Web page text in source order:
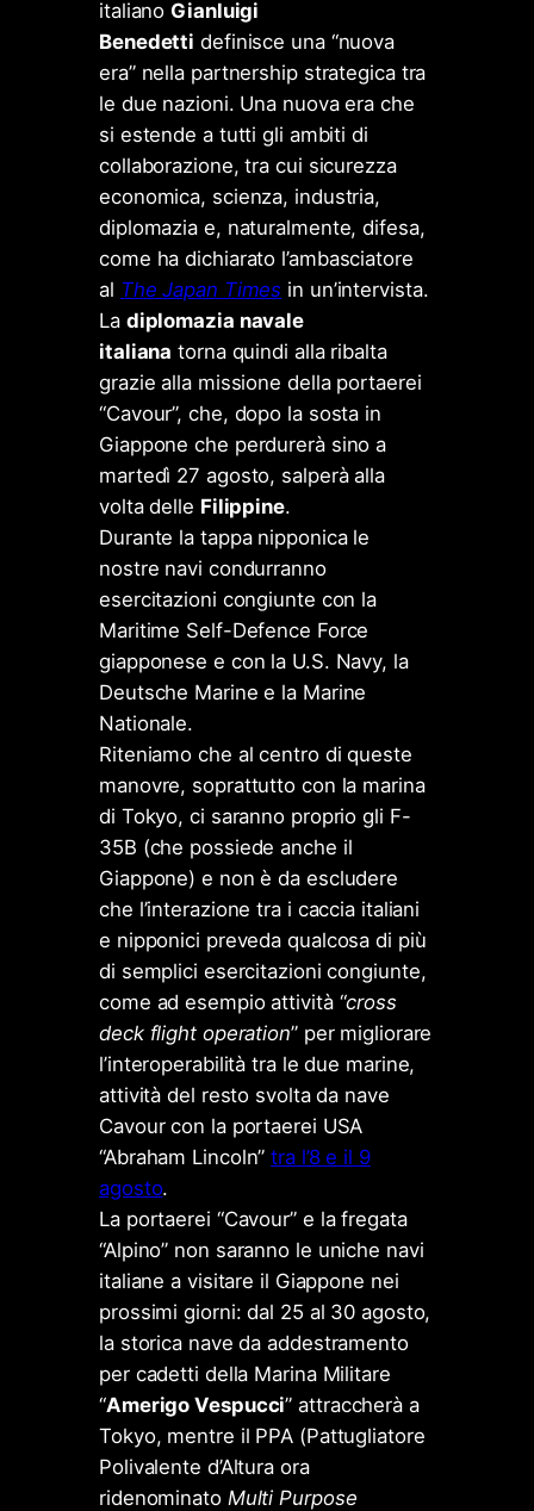
italiano Gianluigi
Benedetti definisce una “nuova
era” nella partnership strategica tra
le due nazioni. Una nuova era che
si estende a tutti gli ambiti di
collaborazione, tra cui sicurezza
economica, scienza, industria,
diplomazia e, naturalmente, difesa,
come ha dichiarato l’ambasciatore
al The Japan Times in un’intervista.
La diplomazia navale
italiana torna quindi alla ribalta
grazie alla missione della portaerei
“Cavour”, che, dopo la sosta in
Giappone che perdurerà sino a
martedì 27 agosto, salperà alla
volta delle Filippine.
Durante la tappa nipponica le
nostre navi condurranno
esercitazioni congiunte con la
Maritime Self-Defence Force
giapponese e con la U.S. Navy, la
Deutsche Marine e la Marine
Nationale.
Riteniamo che al centro di queste
manovre, soprattutto con la marina
di Tokyo, ci saranno proprio gli F-
35B (che possiede anche il
Giappone) e non è da escludere
che l’interazione tra i caccia italiani
e nipponici preveda qualcosa di più
di semplici esercitazioni congiunte,
come ad esempio attività “cross
deck flight operation” per migliorare
l’interoperabilità tra le due marine,
attività del resto svolta da nave
Cavour con la portaerei USA
“Abraham Lincoln”tra l’8 e il 9
agosto.
La portaerei “Cavour” e la fregata
“Alpino” non saranno le uniche navi
italiane a visitare il Giappone nei
prossimi giorni: dal 25 al 30 agosto,
la storica nave da addestramento
per cadetti della Marina Militare
“Amerigo Vespucci” attraccherà a
Tokyo, mentre il PPA (Pattugliatore
Polivalente d’Altura ora
ridenominato Multi Purpose